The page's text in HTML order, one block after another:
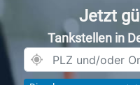
Jetzt
Tankstellen in